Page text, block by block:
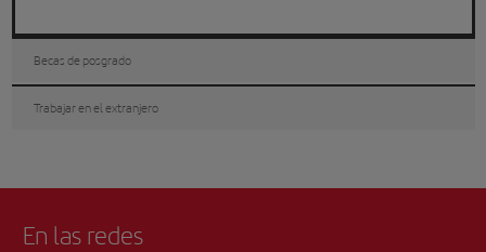
Becas de posgrado
Trabajar en el extranjero
En las redes